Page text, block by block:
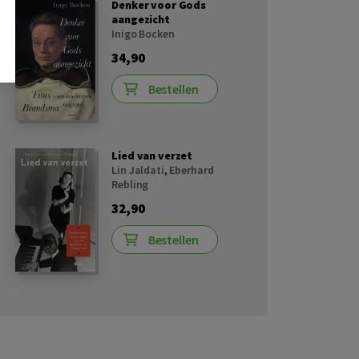
Denker voor Gods
aangezicht
Inigo Bocken
34,90
Bestellen
Lied van verzet
Lin Jaldati, Eberhard
Rebling
32,90
Bestellen